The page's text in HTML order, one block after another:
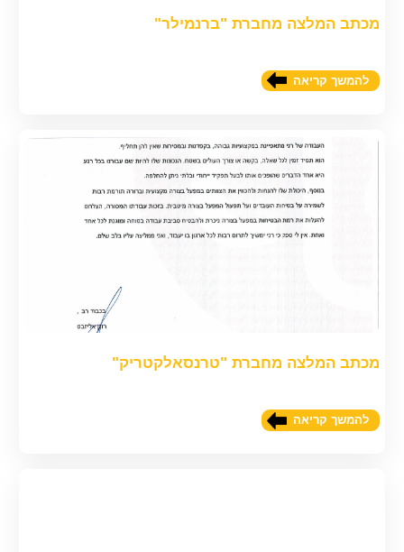
מכתב המלצה מחברת "ברנמילר"
להמשך קריאה
מכתב המלצה מחברת "טרנסאלקטריק"
להמשך קריאה